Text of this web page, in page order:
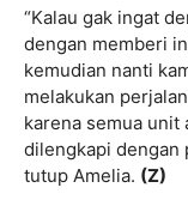
“Kalau gak ingat
dengan memberi
kemudian nanti
melakukan
karena semua unit
dilengkapi dengan
tutup Amelia. (Z)